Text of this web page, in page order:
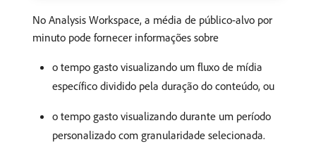
No Analysis Workspace, a média de público-alvo por
minuto pode fornecer informações sobre
o tempo gasto visualizando um fluxo de mídia
específico dividido pela duração do conteúdo, ou
o tempo gasto visualizando durante um período
personalizado com granularidade selecionada.